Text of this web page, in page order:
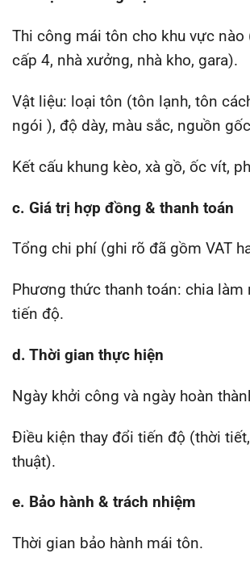
Thi công mái tôn cho khu vực nào
cấp 4, nhà xưởng, nhà kho, gara).
Vật liệu: loại tôn (tôn lạnh, tôn
ngói ), độ dày, màu sắc, nguồn
Kết cấu khung kèo, xà gồ, ốc vít,
c. Giá trị hợp đồng & thanh toán
Tổng chi phí (ghi rõ đã gồm VAT
Phương thức thanh toán: chia làm
tiến độ.
d. Thời gian thực hiện
Ngày khởi công và ngày hoàn
Điều kiện thay đổi tiến độ (thời
thuật).
e. Bảo hành & trách nhiệm
Thời gian bảo hành mái tôn.